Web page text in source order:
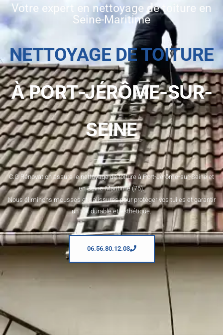
Votre expert en nettoyage de toiture en
Seine-Maritime
NETTOYAGE DE TOITURE
À PORT-JÉRÔME-SUR-
SEINE
C.G Rénovation assure le nettoyage de toiture à Port-Jérôme-sur-Seine et
en Seine-Maritime (76).
Nous éliminons mousses et salissures pour protéger vos tuiles et garantir
un toit durable et esthétique.
06.56.80.12.03